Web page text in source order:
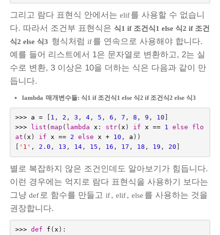
그리고 람다 표현식 안에서는 elif를 사용할 수 없습니
다. 따라서 조건부 표현식은 식1 if 조건식1 else 식2 if 조건
식2 else 식3 형식처럼 if를 연속으로 사용해야 합니다.
예를 들어 리스트에서 1은 문자열로 변환하고, 2는 실
수로 변환, 3 이상은 10을 더하는 식은 다음과 같이 만
듭니다.
lambda 매개변수들: 식1 if 조건식1 else 식2 if 조건식2 else 식3
>>> a = 1 , 2 , 3 , 4, 5 , 6 , 7 , 8 , 9 , 10
>>>
list ( map ( lambda x : str( x ) if x == 1 else
flo
at ( x ) if x == 2 else x + 10 , a ))
'1' , 2.0 , 13 , 14, 15 , 16 , 17 , 18 , 19 , 20
별로 복잡하지 않은 조건인데도 알아보기가 힘듭니다.
이런 경우에는 억지로 람다 표현식을 사용하기 보다는
그냥 def로 함수를 만들고 if, elif, else 를 사용하는 것을
권장합니다.
>>> def f ( x ):